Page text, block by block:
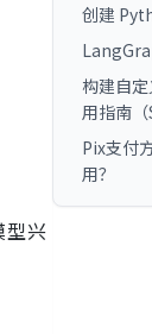
型兴
创建
构建自
用指南（
Pix支付
用？